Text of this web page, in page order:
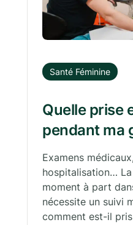
Santé Féminine
Quelle prise
pendant ma
Examens
hospitalisation…
moment à part
nécessite un suivi
comment est-il pris